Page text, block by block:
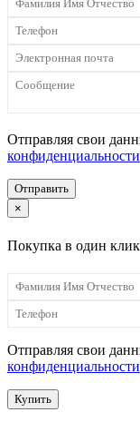
Отправляя свои
конфиденциальности
Отправить
×
Покупка в один клик
Отправляя свои
конфиденциальности
Купить